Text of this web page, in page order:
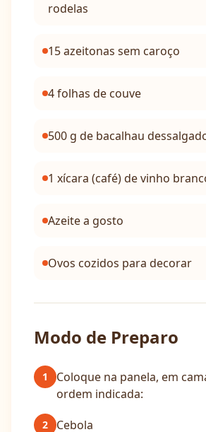
rodelas
15 azeitonas sem caroço
4 folhas de couve
500 g de bacalhau
1 xícara (café) de vinho
Azeite a gosto
Ovos cozidos para decorar
Modo de Preparo
1
Coloque na panela, em
ordem indicada:
2 Cebola